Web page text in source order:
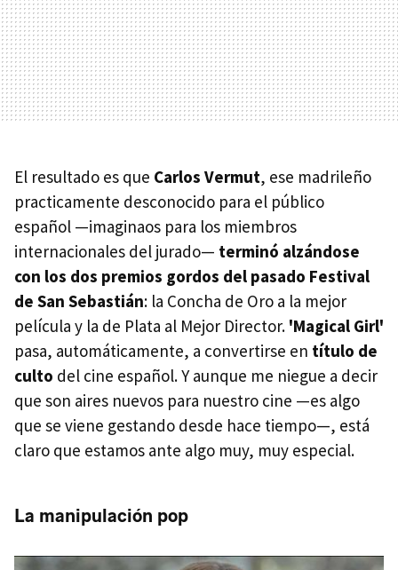
El resultado es que Carlos Vermut, ese madrileño
practicamente desconocido para el público
español —imaginaos para los miembros
internacionales del jurado— terminó alzándose
con los dos premios gordos del pasado Festival
de San Sebastián: la Concha de Oro a la mejor
película y la de Plata al Mejor Director. 'Magical Girl'
pasa, automáticamente, a convertirse en título de
culto del cine español. Y aunque me niegue a decir
que son aires nuevos para nuestro cine —es algo
que se viene gestando desde hace tiempo—, está
claro que estamos ante algo muy, muy especial.
La manipulación pop